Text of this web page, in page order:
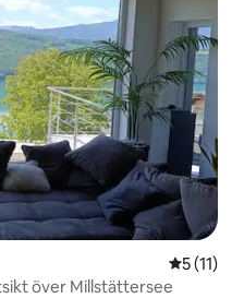
5 av 5 i
5 (11)
över Millstättersee